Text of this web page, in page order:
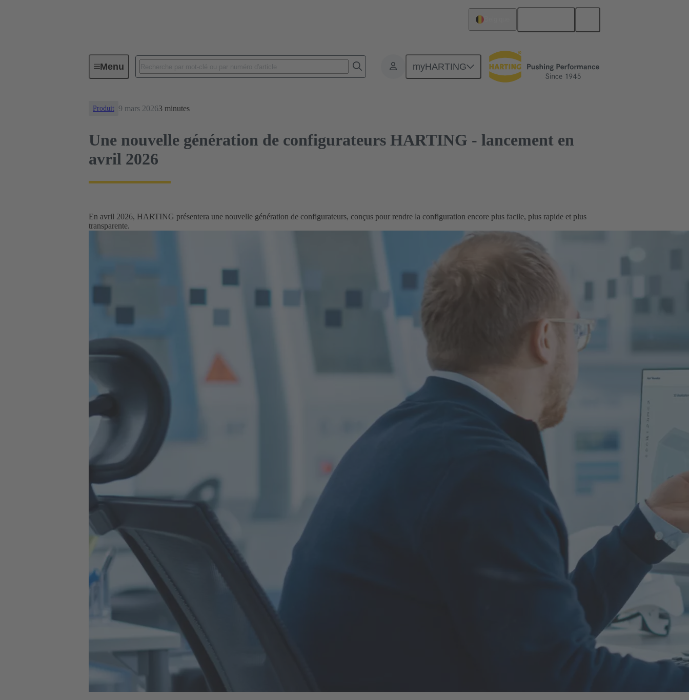
Menu myHARTING
Nouveautés Une nouvelle génération de configurateurs HARTING - lancement en avril 2026
Produit 9 mars 20263 minutes
Une nouvelle génération de configurateurs HARTING - lancement en
avril 2026
En avril 2026, HARTING présentera une nouvelle génération de configurateurs, conçus pour rendre la configuration encore plus facile, plus rapide et plus
transparente.